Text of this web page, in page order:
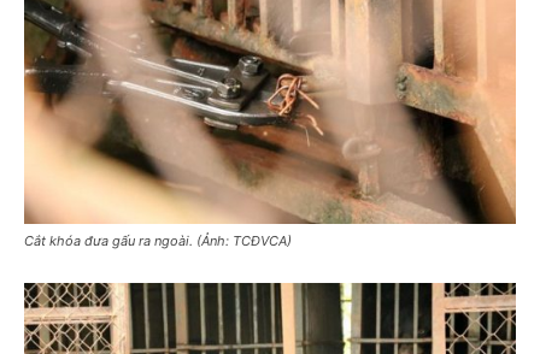
Cắt khóa đưa gấu ra ngoài. (Ảnh: TCĐVCA)